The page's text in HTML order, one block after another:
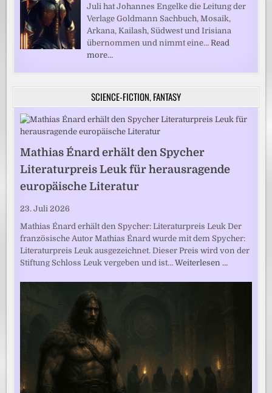
Juli hat Johannes Engelke die Leitung der
Verlage Goldmann Sachbuch, Mosaik,
Arkana, Kailash, Südwest und Irisiana
übernommen und nimmt eine…Read
more…
SCIENCE-FICTION, FANTASY
Mathias Énard erhält den Spycher
Literaturpreis Leuk für herausragende
europäische Literatur
23. Juli 2026
Mathias Énard erhält den Spycher: Literaturpreis Leuk Der
französische Autor Mathias Énard wurde mit dem Spycher:
Literaturpreis Leuk ausgezeichnet. Dieser Preis wird von der
Stiftung Schloss Leuk vergeben und ist…Weiterlesen …